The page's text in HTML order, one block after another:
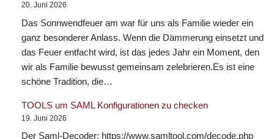
20. Juni 2026
Das Sonnwendfeuer am war für uns als Familie wieder ein
ganz besonderer Anlass. Wenn die Dämmerung einsetzt und
das Feuer entfacht wird, ist das jedes Jahr ein Moment, den
wir als Familie bewusst gemeinsam zelebrieren.Es ist eine
schöne Tradition, die…
TOOLS um SAML Konfigurationen zu checken
19. Juni 2026
Der Saml-Decoder: https://www.samltool.com/decode.php